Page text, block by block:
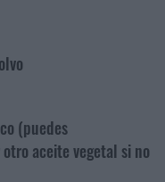
(puedes
aceite vegetal si no